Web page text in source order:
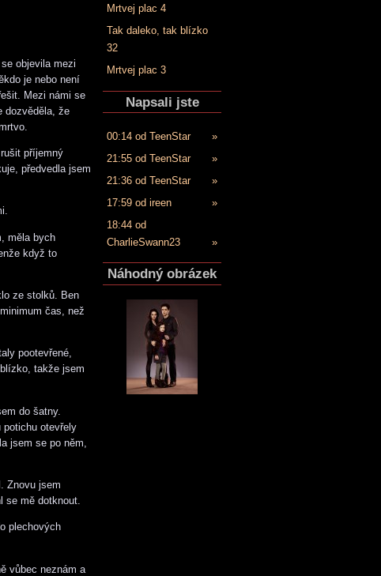
objevila mezi
je nebo není
Mezi námi se
dozvěděla, že
příjemný
předvedla jsem
měla bych
když to
ze stolků. Ben
čas, než
pootevřené,
takže jsem
do šatny.
potichu otevřely
jsem se po něm,
Znovu jsem
mě dotknout.
plechových
vůbec neznám a
Mrtvej plac 4
Tak daleko, tak blízko
32
Mrtvej plac 3
Napsali jste
00:14 od TeenStar
»
21:55 od TeenStar
»
21:36 od TeenStar
»
17:59 od ireen
»
18:44 od
CharlieSwann23
»
Náhodný obrázek